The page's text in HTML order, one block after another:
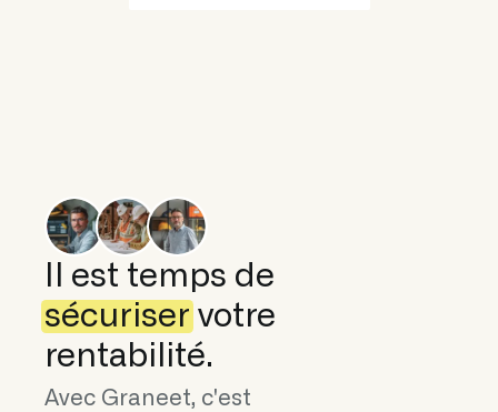
Il est temps de
sécuriser votre
rentabilité.
Avec Graneet, c'est